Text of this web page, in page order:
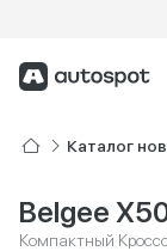
Каталог
Belgee
Компактный